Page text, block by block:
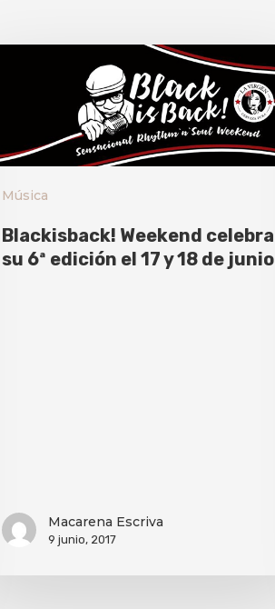
Música
Blackisback! Weekend celebra
su 6ª edición el 17 y 18 de junio
Macarena Escriva
9 junio, 2017